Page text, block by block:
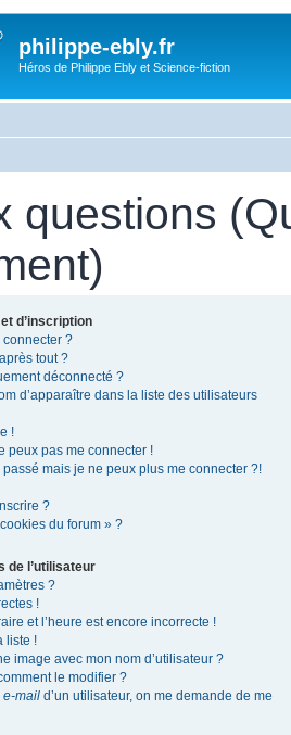
philippe-ebly.fr
Héros de Philippe Ebly et Science-fiction
questions
d’inscription
?
tout ?
déconnecté ?
d’apparaître dans la liste des utilisateurs
!
peux pas me connecter !
mais je ne peux plus me connecter ?!
?
du forum » ?
de l’utilisateur
?
!
et l’heure est encore incorrecte !
liste !
image avec mon nom d’utilisateur ?
le modifier ?
e-mail d’un utilisateur, on me demande de me